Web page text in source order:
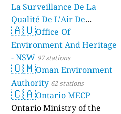
La Surveillance De La
Qualité De L'Air De
Mayotte 4 stations
🇦🇺Office Of
Environment And Heritage
- NSW 97 stations
🇴🇲Oman Environment
Authority 62 stations
🇨🇦Ontario MECP
Ontario Ministry of the